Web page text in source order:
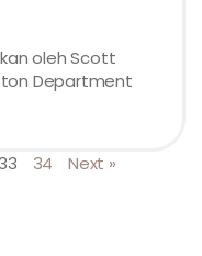
oleh Scott
Department
34 Next »